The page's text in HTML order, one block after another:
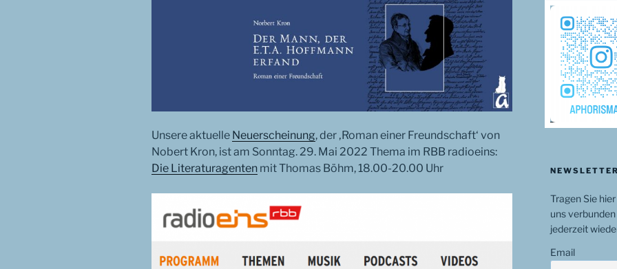
Unsere aktuelle Neuerscheinung, der ‚Roman einer Freundschaft‘ von
Nobert Kron, ist am Sonntag. 29. Mai 2022 Thema im RBB radioeins:
Die Literaturagenten mit Thomas Böhm, 18.00-20.00 Uhr
Tragen Sie
uns
jederzeit
Email